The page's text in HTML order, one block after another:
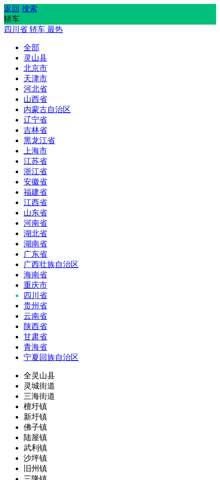
返回 搜索
轿车
四川省 轿车 最热
全部
灵山县
北京市
天津市
河北省
山西省
内蒙古自治区
辽宁省
吉林省
黑龙江省
上海市
江苏省
浙江省
安徽省
福建省
江西省
山东省
河南省
湖北省
湖南省
广东省
广西壮族自治区
海南省
重庆市
四川省
贵州省
云南省
陕西省
甘肃省
青海省
宁夏回族自治区
全灵山县
灵城街道
三海街道
檀圩镇
新圩镇
佛子镇
陆屋镇
武利镇
沙坪镇
旧州镇